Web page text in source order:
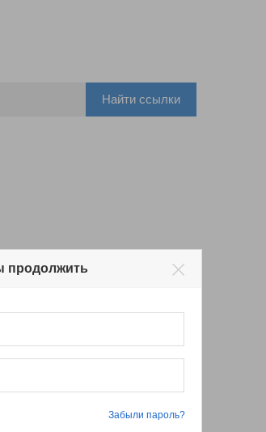
Найти ссылки
продолжить
Забыли пароль?